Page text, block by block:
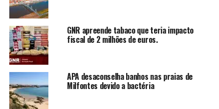
GNR apreende tabaco que teria impacto
fiscal de 2 milhões de euros.
APA desaconselha banhos nas praias de
Milfontes devido a bactéria